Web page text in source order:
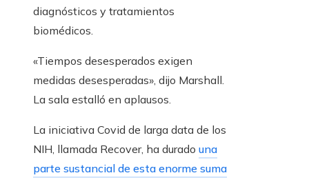
diagnósticos y tratamientos
biomédicos.
«Tiempos desesperados exigen
medidas desesperadas», dijo Marshall.
La sala estalló en aplausos.
La iniciativa Covid de larga data de los
NIH, llamada Recover, ha durado una
parte sustancial de esta enorme suma